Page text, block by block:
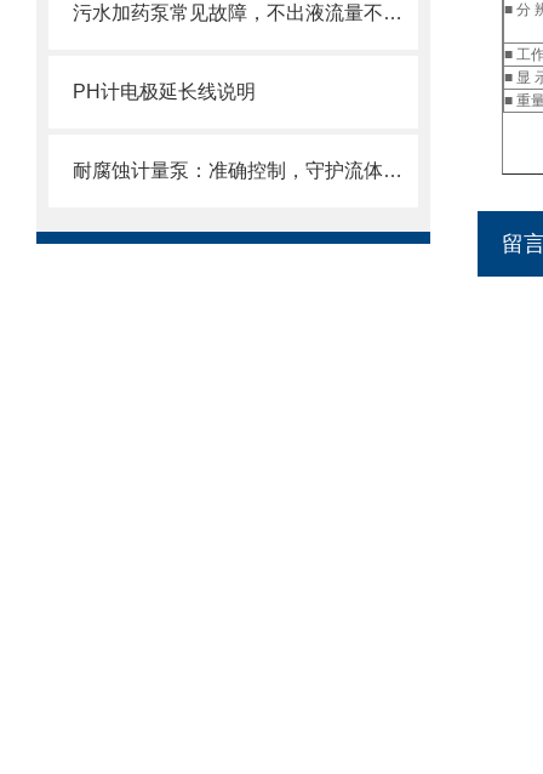
污水加药泵常见故障，不出液流量不稳异响漏液原因排查维修方法
PH计电极延长线说明
耐腐蚀计量泵：准确控制，守护流体传输安全
■ 分
■ 工
■ 显
■ 重
留